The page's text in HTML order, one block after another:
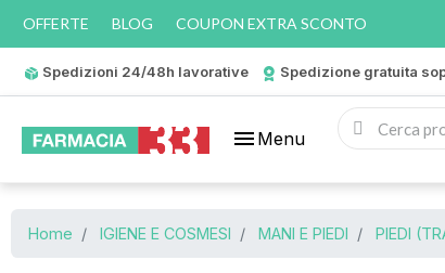
OFFERTE BLOG COUPON EXTRA SCONTO
Spedizioni 24/48h lavorative Spedizione gratuita
menu Menu
Home IGIENE E COSMESI MANI E PIEDI PIEDI